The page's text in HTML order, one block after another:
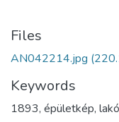
Files
AN042214.jpg
Keywords
1893, épületkép,